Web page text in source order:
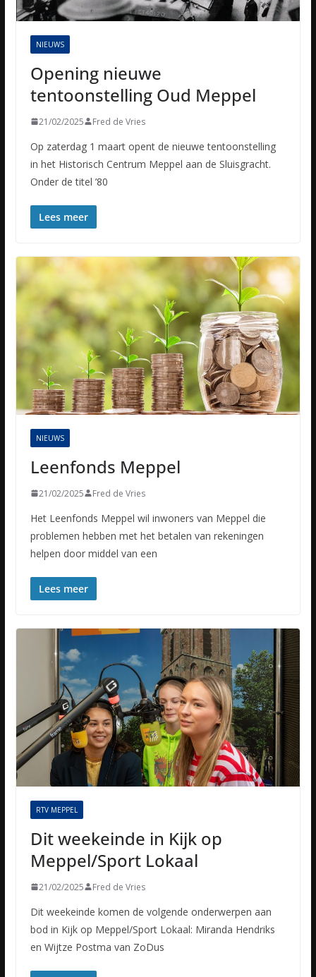
NIEUWS
Opening nieuwe
tentoonstelling Oud Meppel
21/02/2025 Fred de Vries
Op zaterdag 1 maart opent de nieuwe tentoonstelling
in het Historisch Centrum Meppel aan de Sluisgracht.
Onder de titel ’80
Lees meer
NIEUWS
Leenfonds Meppel
21/02/2025 Fred de Vries
Het Leenfonds Meppel wil inwoners van Meppel die
problemen hebben met het betalen van rekeningen
helpen door middel van een
Lees meer
RTV MEPPEL
Dit weekeinde in Kijk op
Meppel/Sport Lokaal
21/02/2025 Fred de Vries
Dit weekeinde komen de volgende onderwerpen aan
bod in Kijk op Meppel/Sport Lokaal: Miranda Hendriks
en Wijtze Postma van ZoDus